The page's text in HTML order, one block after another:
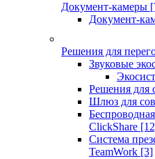
Документ-камеры
Документ-
Решения для
Звуковые
Решения для
Шлюз для
ClickShare
Система
TeamWork [3]